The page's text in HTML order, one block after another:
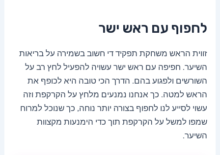
לחפוף עם ראש ישר
זווית הראש משחקת תפקיד די חשוב בשמירה על בריאות
השיער. חפיפה עם ראש ישר עשויה להפעיל לחץ רב על
השורשים ולפגוע בהם. הדרך הכי טובה היא לכופף את
הראש למטה. כך אנחנו נמנעים מלחץ על הקרקפת וזה
עשוי לסייע לנו לחפוף בצורה יותר נוחה, כך שנוכל למרוח
שמפו למשל על הקרקפת תוך כדי הימנעות מקצוות
השיער.